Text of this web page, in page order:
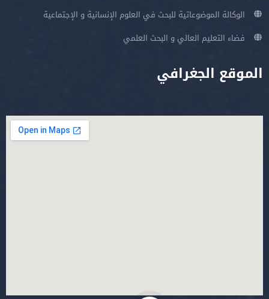
الوكالة الموضوعاتية للبحث في العلوم الإنسانية و الإجتماعية
فضاء التعليم العالي و البحث العلمي
الموقع الجغرافي